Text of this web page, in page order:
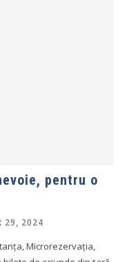
pentru o
29, 2024
Microrezervația,